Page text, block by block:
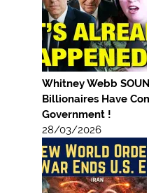
Whitney Webb
Billionaires Have
Government !
28/03/2026